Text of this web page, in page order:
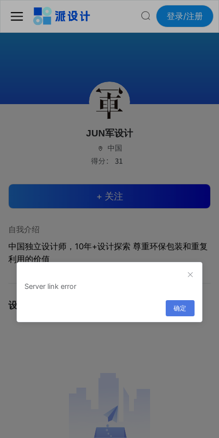
登录/注册
JUN军设计
中国
得分： 31
+ 关注
自我介绍
中国独立设计师，10年+设计探索 尊重环保包装和重复
利用的价值
设计作品
Server link error
确定